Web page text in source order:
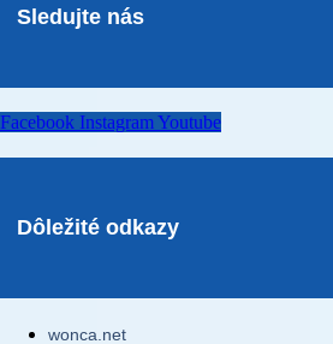
Sledujte nás
Facebook Instagram Youtube
Dôležité odkazy
wonca.net